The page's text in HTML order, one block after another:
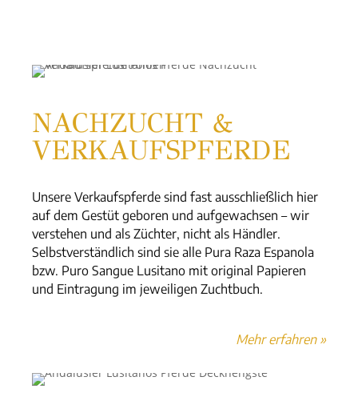
NACHZUCHT &
VERKAUFSPFERDE
Unsere Verkaufspferde sind fast ausschließlich hier
auf dem Gestüt geboren und aufgewachsen – wir
verstehen und als Züchter, nicht als Händler.
Selbstverständlich sind sie alle Pura Raza Espanola
bzw. Puro Sangue Lusitano mit original Papieren
und Eintragung im jeweiligen Zuchtbuch.
Mehr erfahren »